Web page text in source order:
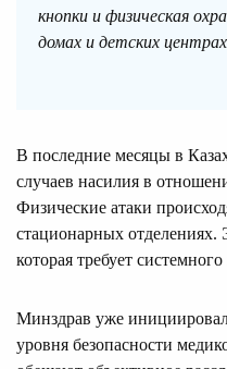
кнопки и физическая
домах и детских
В последние месяцы в
случаев насилия в
Физические атаки
стационарных отделениях.
которая требует
Минздрав уже
уровня безопасности